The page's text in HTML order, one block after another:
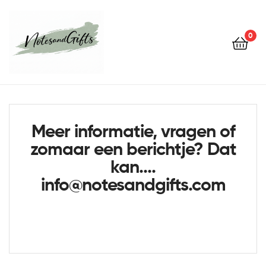
0
Meer informatie, vragen of
zomaar een berichtje? Dat
kan....
info@notesandgifts.com